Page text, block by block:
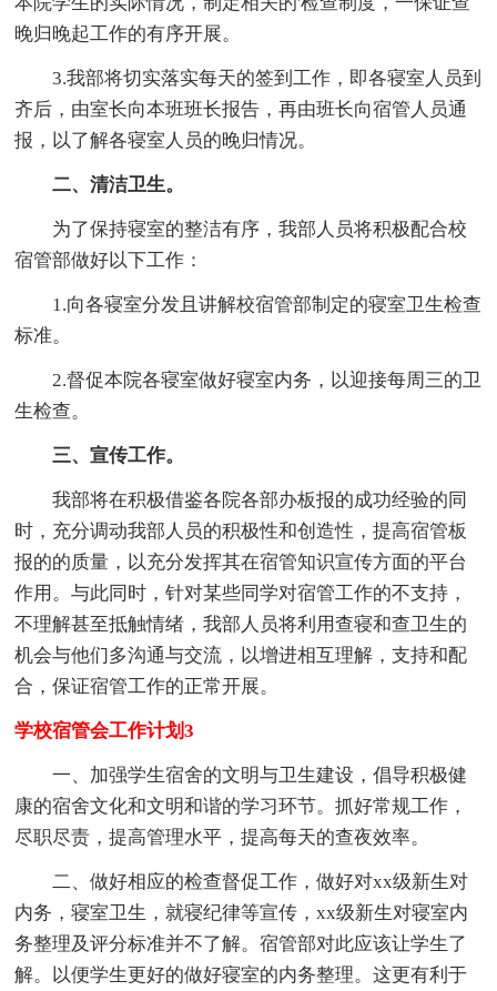
晚归晚起工作的有序开展。
3.我部将切实落实每天的签到工作，即各寝室人员到
齐后，由室长向本班班长报告，再由班长向宿管人员通
报，以了解各寝室人员的晚归情况。
二、清洁卫生。
为了保持寝室的整洁有序，我部人员将积极配合校
宿管部做好以下工作：
1.向各寝室分发且讲解校宿管部制定的寝室卫生检查
标准。
2.督促本院各寝室做好寝室内务，以迎接每周三的卫
生检查。
三、宣传工作。
我部将在积极借鉴各院各部办板报的成功经验的同
时，充分调动我部人员的积极性和创造性，提高宿管板
报的的质量，以充分发挥其在宿管知识宣传方面的平台
作用。与此同时，针对某些同学对宿管工作的不支持，
不理解甚至抵触情绪，我部人员将利用查寝和查卫生的
机会与他们多沟通与交流，以增进相互理解，支持和配
合，保证宿管工作的正常开展。
学校宿管会工作计划3
一、加强学生宿舍的文明与卫生建设，倡导积极健
康的宿舍文化和文明和谐的学习环节。抓好常规工作，
尽职尽责，提高管理水平，提高每天的查夜效率。
二、做好相应的检查督促工作，做好对xx级新生对
内务，寝室卫生，就寝纪律等宣传，xx级新生对寝室内
务整理及评分标准并不了解。宿管部对此应该让学生了
解。以便学生更好的做好寝室的内务整理。这更有利于